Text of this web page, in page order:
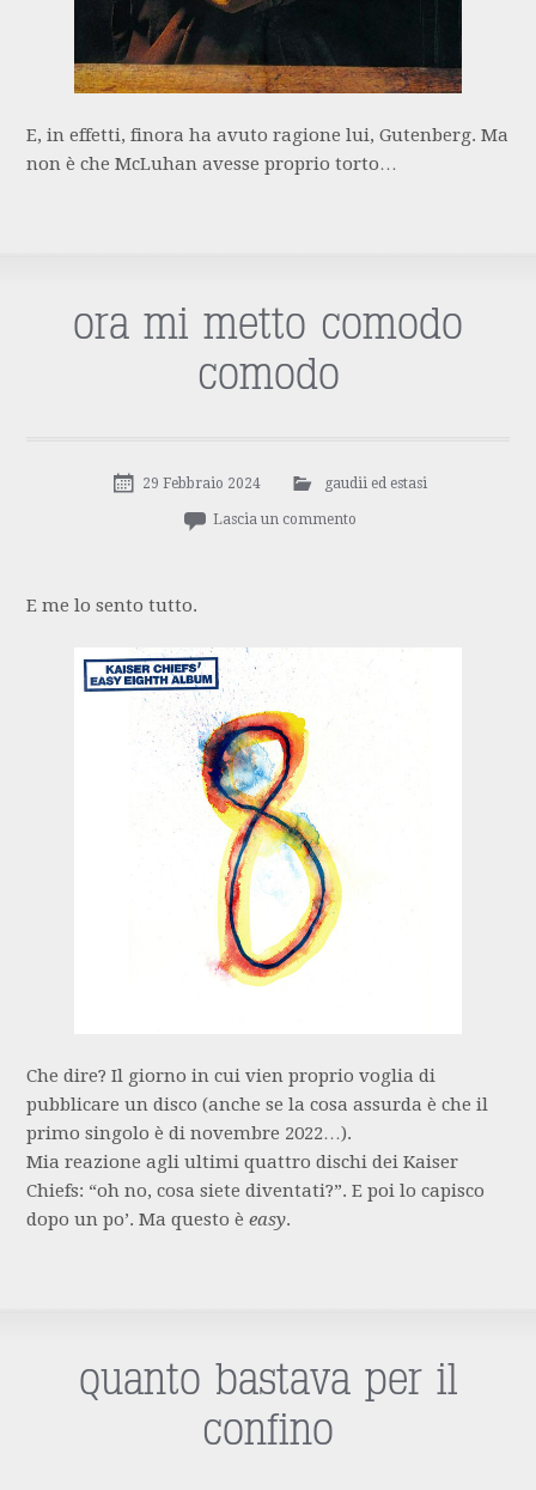
E, in effetti, finora ha avuto ragione lui, Gutenberg. Ma
non è che McLuhan avesse proprio torto…
ora mi metto comodo
comodo
29 Febbraio 2024 gaudii ed estasi
Lascia un commento
E me lo sento tutto.
Che dire? Il giorno in cui vien proprio voglia di
pubblicare un disco (anche se la cosa assurda è che il
primo singolo è di novembre 2022…).
Mia reazione agli ultimi quattro dischi dei Kaiser
Chiefs: “oh no, cosa siete diventati?”. E poi lo capisco
dopo un po’. Ma questo èeasy.
quanto bastava per il
confino